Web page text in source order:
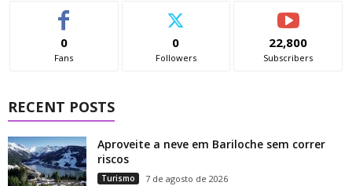
0
Fans
0
Followers
22,800
Subscribers
RECENT POSTS
Aproveite a neve em Bariloche sem correr
riscos
Turismo 7 de agosto de 2026